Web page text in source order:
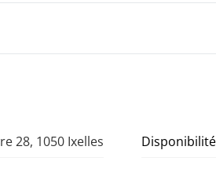
28, 1050 Ixelles Disponibilité